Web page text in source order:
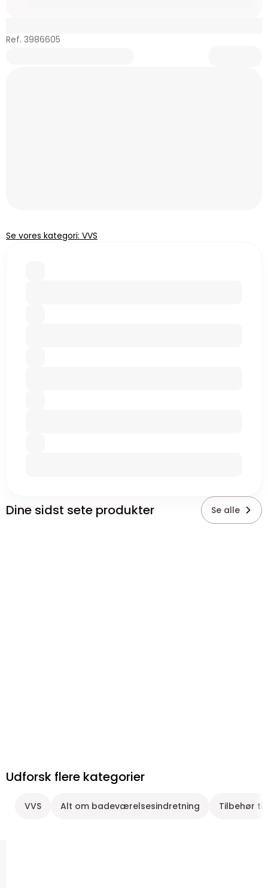
Ref. 3986605
Se vores kategori: VVS
Dine sidst sete produkter Se alle
Udforsk flere kategorier
VVS Alt om badeværelsesindretning Tilbehør